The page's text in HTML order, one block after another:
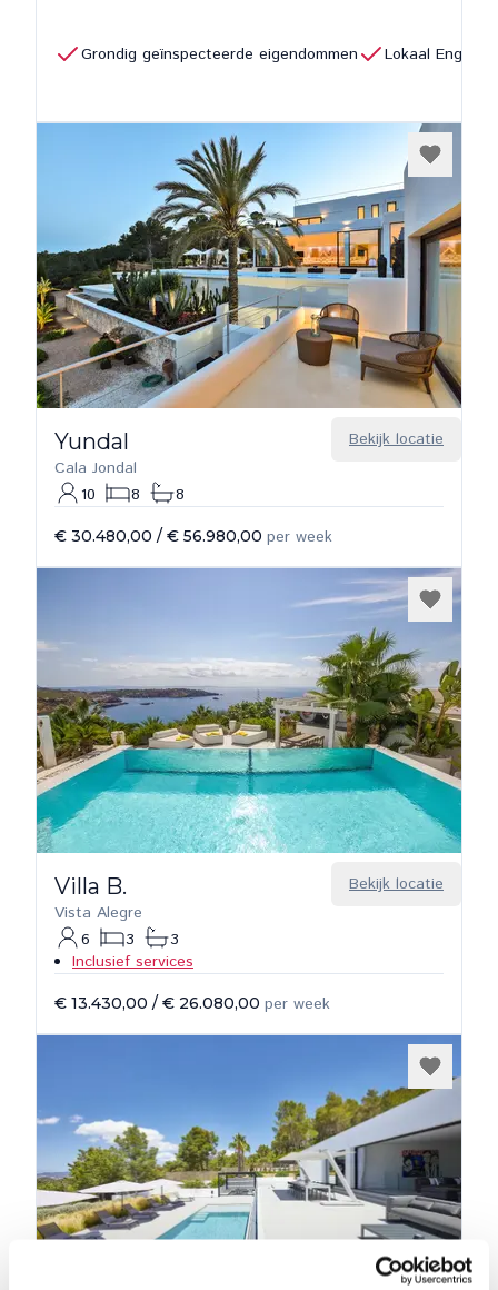
Grondig geïnspecteerde eigendommen Lokaal Engels
Bekijk locatie
Yundal
Cala Jondal
10
8 8
€ 30.480,00 / € 56.980,00 per week
Bekijk locatie
Villa B.
Vista Alegre
6
3
3
Inclusief services
€ 13.430,00 / € 26.080,00 per week